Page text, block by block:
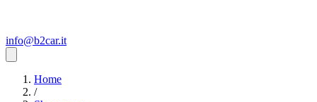
info@b2car.it
Home
/